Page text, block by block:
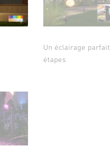
Un éclairage
étapes